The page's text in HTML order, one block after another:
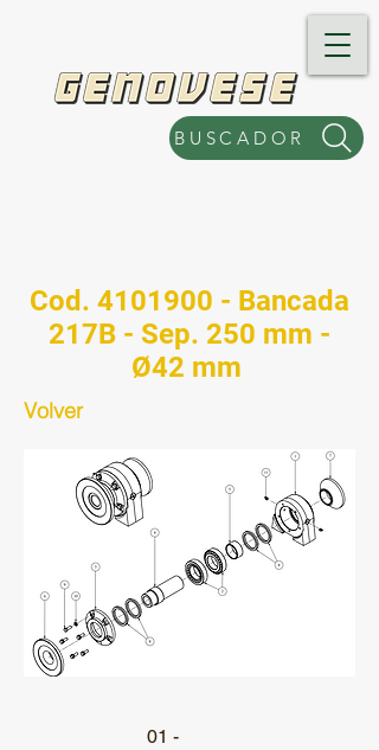
BUSCADOR
Cod. 4101900 - Bancada
217B - Sep. 250 mm -
Ø42 mm
Volver
01 -